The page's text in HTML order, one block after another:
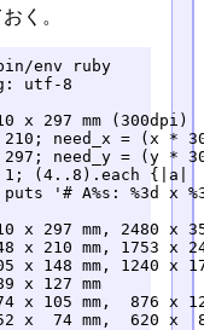
く。
env ruby
utf-8
x 297 mm (300dpi)
need_x = (x *
need_y = (y *
(4..8).each {|a|
'# A%s: %3d x
x 297 mm, 2480 x
x 210 mm, 1753 x
x 148 mm, 1240 x
x 127 mm
x 105 mm,  876 x
x  74 mm,  620 x